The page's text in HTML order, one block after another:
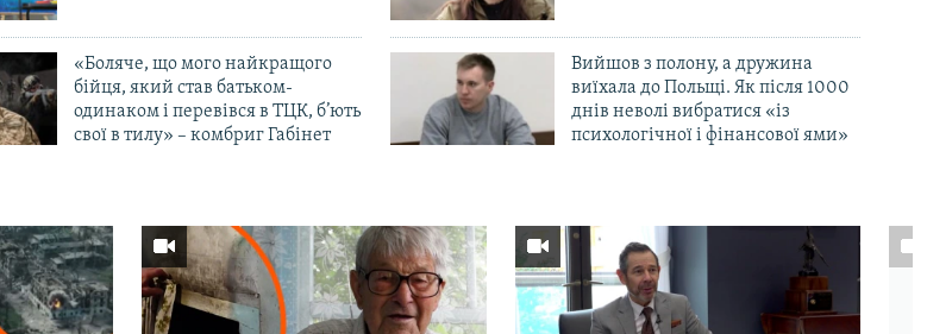
«Боляче, що мого найкращого
бійця, який став батьком-
одинаком і перевівся в ТЦК, б’ють
свої в тилу» – комбриг Габінет
Вийшов з полону, а дружина
виїхала до Польщі. Як після 1000
днів неволі вибратися «із
психологічної і фінансової ями»